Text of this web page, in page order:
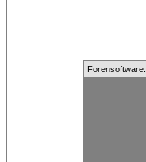
Forensoftware: